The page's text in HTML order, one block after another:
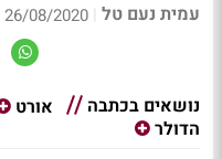
עמית נעם טל |
26/08/2020 22:09
נושאים בכתבה אורט
הדולר